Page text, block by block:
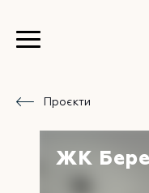
Проєкти
ЖК